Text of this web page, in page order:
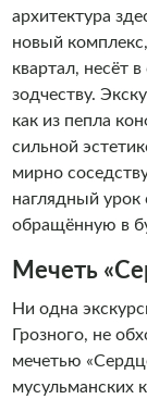
архитектура
новый
квартал, несёт
зодчеству.
как из пепла
сильной
мирно
наглядный урок
обращённую в
Мечеть
Ни одна
Грозного, не
мечетью
мусульманских